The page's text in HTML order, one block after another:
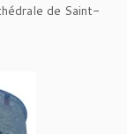
de Saint-